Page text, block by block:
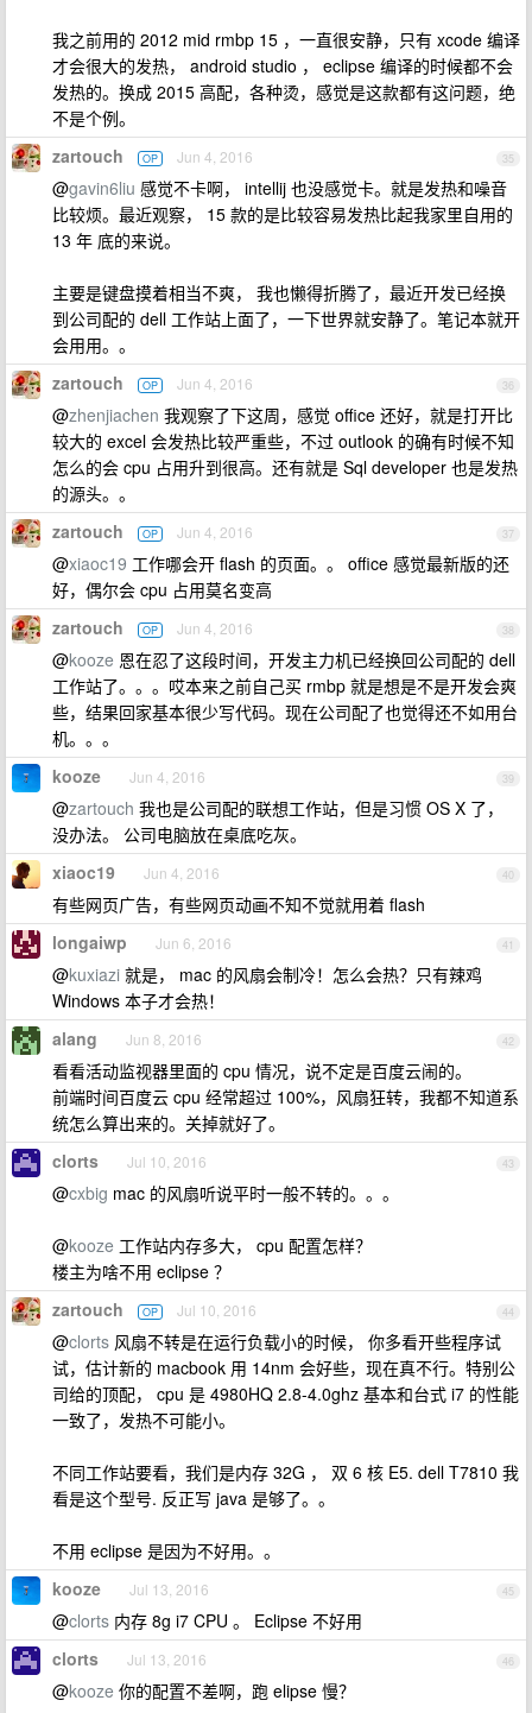
我之前用的 2012 mid rmbp 15 ，一直很安静，只有 xcode 编译
才会很大的发热， android studio ， eclipse 编译的时候都不会
发热的。换成 2015 高配，各种烫，感觉是这款都有这问题，绝
不是个例。
35
zartouch OP Jun 4, 2016
@gavin6liu 感觉不卡啊， intellij 也没感觉卡。就是发热和噪音
比较烦。最近观察， 15 款的是比较容易发热比起我家里自用的
13 年 底的来说。
主要是键盘摸着相当不爽， 我也懒得折腾了，最近开发已经换
到公司配的 dell 工作站上面了，一下世界就安静了。笔记本就开
会用用。。
36
zartouch OP Jun 4, 2016
@zhenjiachen 我观察了下这周，感觉 office 还好，就是打开比
较大的 excel 会发热比较严重些，不过 outlook 的确有时候不知
怎么的会 cpu 占用升到很高。还有就是 Sql developer 也是发热
的源头。。
37
zartouch OP Jun 4, 2016
@xiaoc19 工作哪会开 flash 的页面。。 office 感觉最新版的还
好，偶尔会 cpu 占用莫名变高
38
zartouch OP Jun 4, 2016
@kooze 恩在忍了这段时间，开发主力机已经换回公司配的 dell
工作站了。。。哎本来之前自己买 rmbp 就是想是不是开发会爽
些，结果回家基本很少写代码。现在公司配了也觉得还不如用台
机。。。
39
kooze Jun 4, 2016
@zartouch 我也是公司配的联想工作站，但是习惯 OS X 了，
没办法。 公司电脑放在桌底吃灰。
40
xiaoc19 Jun 4, 2016
有些网页广告，有些网页动画不知不觉就用着 flash
41
longaiwp Jun 6, 2016
@kuxiazi 就是， mac 的风扇会制冷！怎么会热？只有辣鸡
Windows 本子才会热！
42
alang Jun 8, 2016
看看活动监视器里面的 cpu 情况，说不定是百度云闹的。
前端时间百度云 cpu 经常超过 100%，风扇狂转，我都不知道系
统怎么算出来的。关掉就好了。
43
clorts Jul 10, 2016
@cxbig mac 的风扇听说平时一般不转的。。。
@kooze 工作站内存多大， cpu 配置怎样？
楼主为啥不用 eclipse ？
44
zartouch OP Jul 10, 2016
@clorts 风扇不转是在运行负载小的时候， 你多看开些程序试
试，估计新的 macbook 用 14nm 会好些，现在真不行。特别公
司给的顶配， cpu 是 4980HQ 2.8-4.0ghz 基本和台式 i7 的性能
一致了，发热不可能小。
不同工作站要看，我们是内存 32G ， 双 6 核 E5. dell T7810 我
看是这个型号. 反正写 java 是够了。。
不用 eclipse 是因为不好用。。
45
kooze Jul 13, 2016
@clorts 内存 8g i7 CPU 。 Eclipse 不好用
46
clorts Jul 13, 2016
@kooze 你的配置不差啊，跑 elipse 慢？